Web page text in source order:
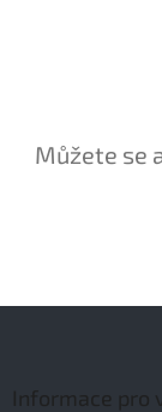
Můžete se
Informace pro